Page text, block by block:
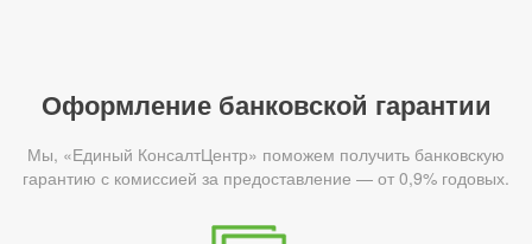
Оформление банковской гарантии
Мы, «Единый КонсалтЦентр» поможем получить банковскую
гарантию с комиссией за предоставление — от 0,9% годовых.